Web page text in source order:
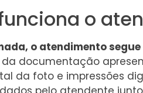
o
o atendimento
documentação
da foto e impressões